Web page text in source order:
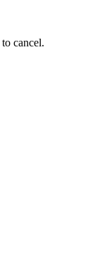
to cancel.